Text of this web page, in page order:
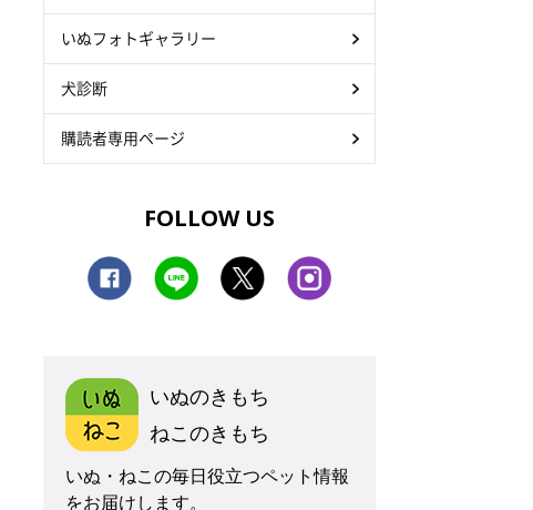
いぬフォトギャラリー
犬診断
購読者専用ページ
FOLLOW US
いぬのきもち
ねこのきもち
いぬ・ねこの毎日役立つペット情報
をお届けします。